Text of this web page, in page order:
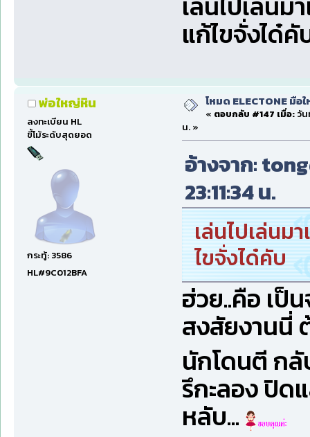
แก้ไขจั่งได๋คั
พ่อใหญ่หิน
ลงทะเบียน HL
ขี้โม้ระดับสุดยอด
กระทู้: 3586
HL#9C012BFA
โหมด ELECTONE มือ
« ตอบกลับ #147 เมื่อ:วัน
น. »
อ้างจาก:
23:11:34 น.
เล่นไปเล่นม
ไขจั่งได๋คับ
ฮ่วย..คือ เป็
สงสัยงานนี่
นักโดนตี ก
รึกะลอง ปิด
หลับ...